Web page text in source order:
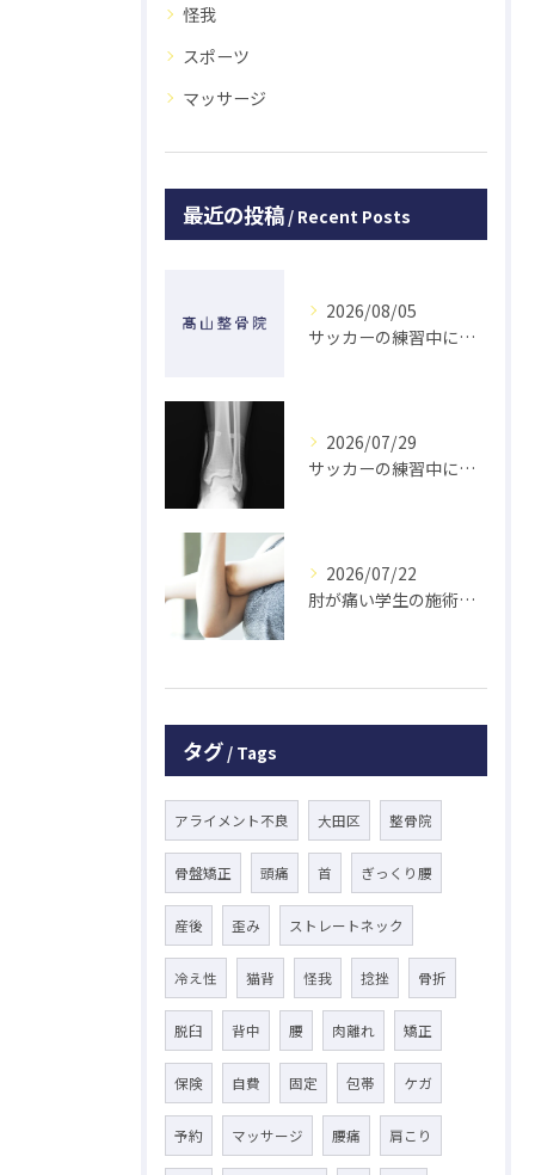
怪我
スポーツ
マッサージ
最近の投稿 Recent Posts
2026/08/05
サッカーの練習中に指を突き指して怪我した学生の初回対応と施術 大鳥居にある整骨院
2026/07/29
サッカーの練習中に足の怪我をした学生の初回対応と施術 大鳥居にある整骨院
2026/07/22
肘が痛い学生の施術 大鳥居にある整骨院
タグ Tags
アライメント不良 大田区 整骨院
骨盤矯正 頭痛 首 ぎっくり腰
産後 歪み ストレートネック
冷え性 猫背 怪我 捻挫 骨折
脱臼 背中 腰 肉離れ 矯正
保険 自費 固定 包帯 ケガ
予約 マッサージ 腰痛 肩こり